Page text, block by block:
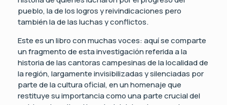
pueblo, la de los logros y reivindicaciones pero
también la de las luchas y conflictos.
Este es un libro con muchas voces: aquí se comparte
un fragmento de esta investigación referida a la
historia de las cantoras campesinas de la localidad de
la región, largamente invisibilizadas y silenciadas por
parte de la cultura oficial, en un homenaje que
restituye su importancia como una parte crucial del